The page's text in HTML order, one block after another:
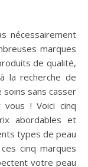
marques
de qualité,
la recherche de
sans casser
! Voici cinq
abordables et
types de peau
cinq marques
votre peau